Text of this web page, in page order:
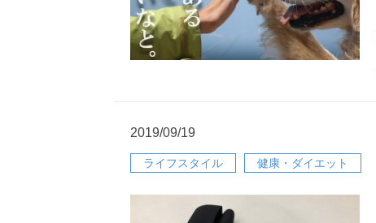
2019/09/19
ライフスタイル 健康・ダイエット